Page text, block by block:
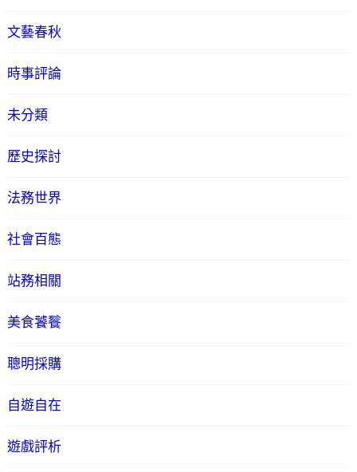
文藝春秋
時事評論
未分類
歷史探討
法務世界
社會百態
站務相關
美食饕餮
聰明採購
自遊自在
遊戲評析